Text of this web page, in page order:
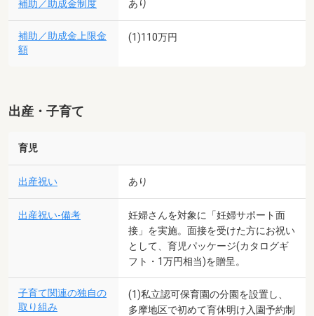
補助／助成金制度 あり
補助／助成金上限金
額
(1)110万円
出産・子育て
育児
出産祝い あり
出産祝い-備考
妊婦さんを対象に「妊婦サポート面
接」を実施。面接を受けた方にお祝い
として、育児パッケージ(カタログギ
フト・1万円相当)を贈呈。
子育て関連の独自の
取り組み
(1)私立認可保育園の分園を設置し、
多摩地区で初めて育休明け入園予約制